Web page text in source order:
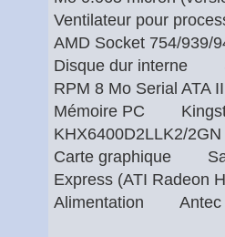
Ventilateur pour
AMD Socket 754/
Disque dur interne
RPM 8 Mo Serial
Mémoire PC
KHX6400D2LLK2/
Carte graphique
Express (ATI
Alimentation Antec